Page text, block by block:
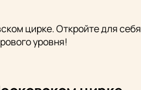
цирке. Откройте для себя
уровня!